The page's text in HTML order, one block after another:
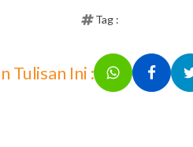
Tag :
Tulisan Ini :